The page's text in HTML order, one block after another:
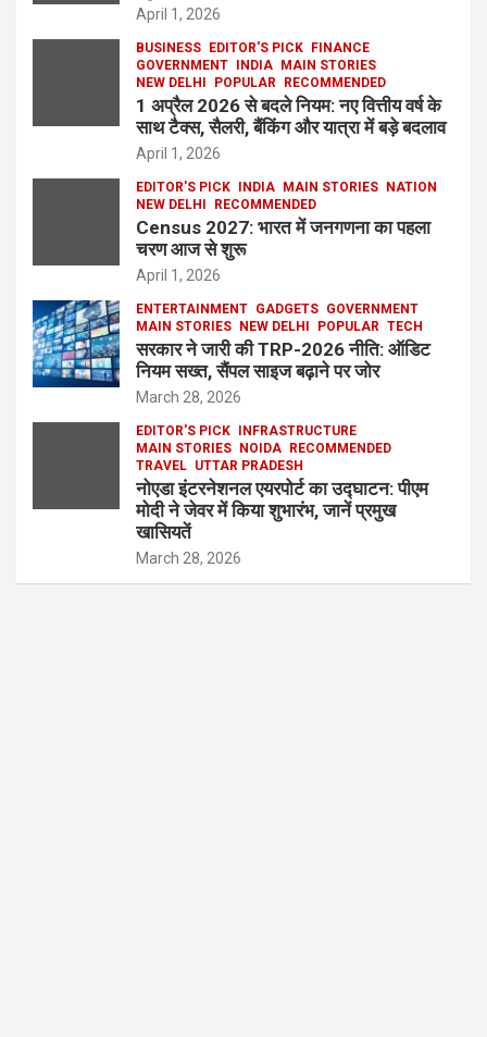
April 1, 2026
BUSINESS EDITOR'S PICK
FINANCE
GOVERNMENT
INDIA
MAIN STORIES
NEW DELHI
POPULAR RECOMMENDED
1 अप्रैल 2026 से बदले नियम: नए वित्तीय वर्ष के
साथ टैक्स, सैलरी, बैंकिंग और यात्रा में बड़े बदलाव
April 1, 2026
EDITOR'S PICK INDIA MAIN STORIES
NATION
NEW DELHI
RECOMMENDED
Census 2027: भारत में जनगणना का पहला
चरण आज से शुरू
April 1, 2026
ENTERTAINMENT GADGETS GOVERNMENT
MAIN STORIES
NEW DELHI POPULAR TECH
सरकार ने जारी की TRP-2026 नीति: ऑडिट
नियम सख्त, सैंपल साइज बढ़ाने पर जोर
March 28, 2026
EDITOR'S PICK
INFRASTRUCTURE
MAIN STORIES
NOIDA
RECOMMENDED
TRAVEL UTTAR PRADESH
नोएडा इंटरनेशनल एयरपोर्ट का उद्घाटन: पीएम
मोदी ने जेवर में किया शुभारंभ, जानें प्रमुख
खासियतें
March 28, 2026